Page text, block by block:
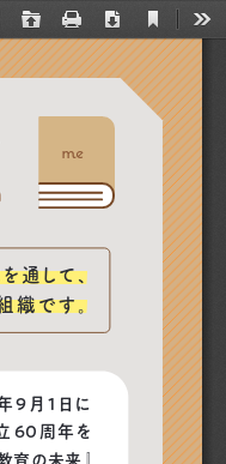
Open Print Download
Current
View
通して、
織です。
9月1日に
60周年を
育の未来』
me